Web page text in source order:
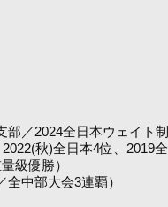
／2024全日本ウェイト制
秋)全日本4位、2019全
級優勝）
中部大会3連覇）